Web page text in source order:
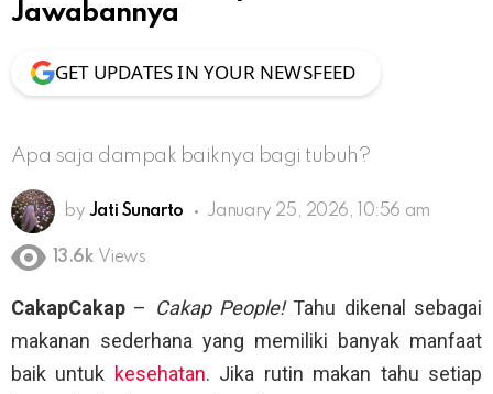
Jawabannya
GET UPDATES IN YOUR NEWSFEED
Apa saja dampak baiknya bagi tubuh?
by Jati Sunarto January 25, 2026, 10:56 am
13.6k Views
CakapCakap – Cakap People!Tahu dikenal sebagai
makanan sederhana yang memiliki banyak manfaat
baik untuk kesehatan. Jika rutin makan tahu setiap